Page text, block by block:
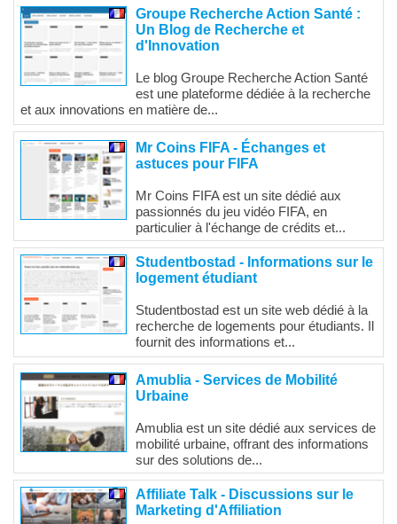
Groupe Recherche Action Santé :
Un Blog de Recherche et
d'Innovation
Le blog Groupe Recherche Action Santé
est une plateforme dédiée à la recherche
et aux innovations en matière de...
Mr Coins FIFA - Échanges et
astuces pour FIFA
Mr Coins FIFA est un site dédié aux
passionnés du jeu vidéo FIFA, en
particulier à l'échange de crédits et...
Studentbostad - Informations sur le
logement étudiant
Studentbostad est un site web dédié à la
recherche de logements pour étudiants. Il
fournit des informations et...
Amublia - Services de Mobilité
Urbaine
Amublia est un site dédié aux services de
mobilité urbaine, offrant des informations
sur des solutions de...
Affiliate Talk - Discussions sur le
Marketing d'Affiliation